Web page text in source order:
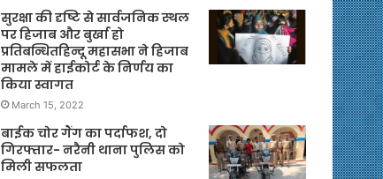
सुरक्षा की दृष्टि से सार्वजनिक स्थल
पर हिजाब और बुर्खा हो
प्रतिबन्धितहिन्दू महासभा ने हिजाब
मामले में हाईकोर्ट के निर्णय का
किया स्वागत
March 15, 2022
बाईक चोर गैंग का पर्दाफश, दो
गिरफ्तार- नरैनी थाना पुलिस को
मिली सफलता